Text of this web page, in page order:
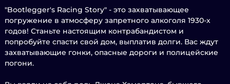
"Bootlegger's Racing Story" - это захватывающее
погружение в атмосферу запретного алкоголя 1930-х
годов! Станьте настоящим контрабандистом и
попробуйте спасти свой дом, выплатив долги. Вас ждут
захватывающие гонки, опасные дороги и полицейские
погони.